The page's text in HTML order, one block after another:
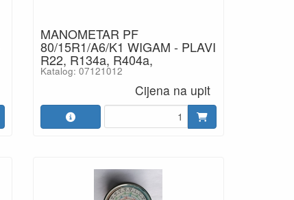
MANOMETAR PF
80/15R1/A6/K1 WIGAM - PLAVI
R22, R134a, R404a,
Katalog: 07121012
Cijena na upit